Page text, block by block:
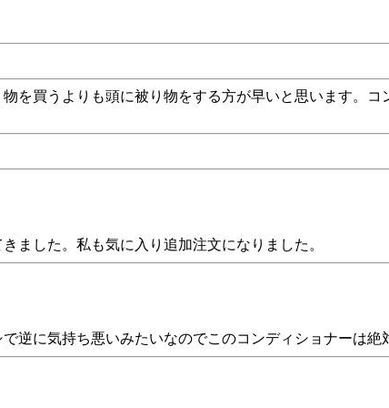
を買うよりも頭に被り物をする方が早いと思います。
ました。私も気に入り追加注文になりました。
逆に気持ち悪いみたいなのでこのコンディショナーは